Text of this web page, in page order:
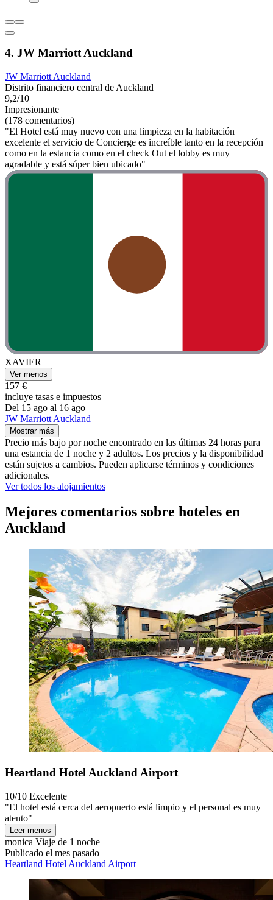
4. JW Marriott Auckland
JW Marriott Auckland
Distrito financiero central de Auckland
9,2/10
Impresionante
(178 comentarios)
"El Hotel está muy nuevo con una limpieza en la habitación
excelente el servicio de Concierge es increíble tanto en la recepción
como en la estancia como en el check Out el lobby es muy
agradable y está súper bien ubicado"
XAVIER
Ver menos
157 €
incluye tasas e impuestos
Del 15 ago al 16 ago
JW Marriott Auckland
Mostrar más
Precio más bajo por noche encontrado en las últimas 24 horas para
una estancia de 1 noche y 2 adultos. Los precios y la disponibilidad
están sujetos a cambios. Pueden aplicarse términos y condiciones
adicionales.
Ver todos los alojamientos
Mejores comentarios sobre hoteles en
Auckland
Heartland Hotel Auckland Airport
10/10 Excelente
"El hotel está cerca del aeropuerto está limpio y el personal es muy
atento"
Leer menos
monica Viaje de 1 noche
Publicado el mes pasado
Heartland Hotel Auckland Airport